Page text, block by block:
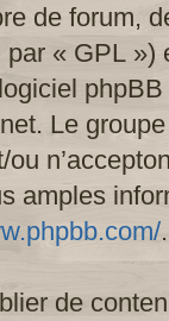
de forum,
« GPL »)
Le
amples
.
de